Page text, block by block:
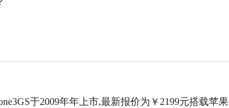
于2009年年上市,最新报价为￥2199元搭载苹果